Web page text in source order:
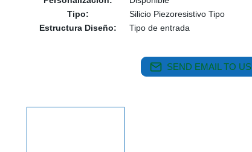
Tipo:
Silicio Piezoresistivo Tipo
Estructura Diseño:
Tipo de entrada
SEND EMAIL TO US